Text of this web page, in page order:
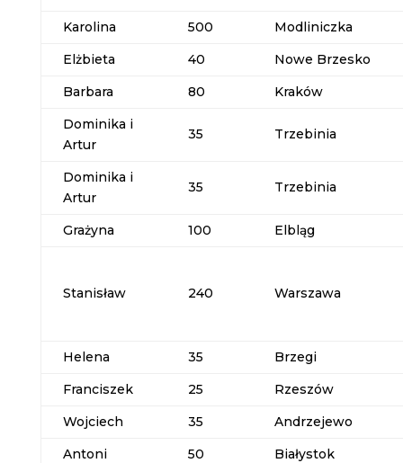
Karolina
500
Modliniczka
Elżbieta
40
Nowe Brzesko
Barbara
80
Kraków
Dominika i
Artur
35 Trzebinia
Dominika i
Artur
35 Trzebinia
Grażyna 100 Elbląg
Stanisław 240 Warszawa
Helena 35
Brzegi
Franciszek
25
Rzeszów
Wojciech
35
Andrzejewo
Antoni
50
Białystok